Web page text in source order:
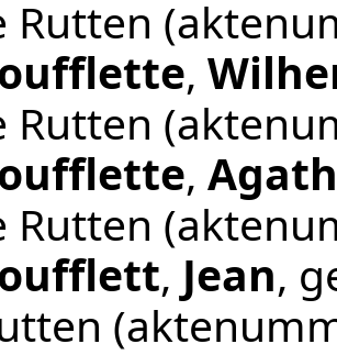
Rutten
,
Rutten
,
Rutten
, Jean,